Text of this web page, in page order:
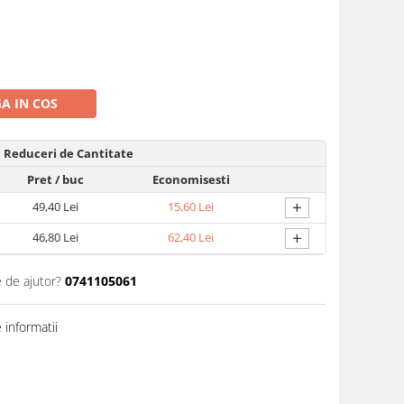
IN COS
Reduceri de Cantitate
Pret/ buc
Economisesti
49,40 Lei
15,60 Lei +
46,80 Lei 62,40 Lei +
de ajutor? 0741105061
informatii